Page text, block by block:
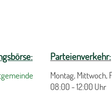
Parteienverkehr:
Montag, Mittwoch,
08:00 - 12:00 Uhr